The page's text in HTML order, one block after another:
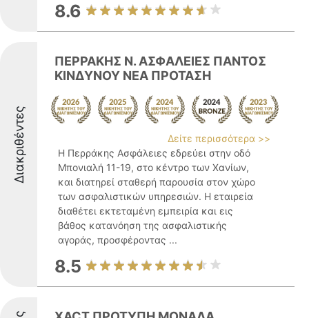
8.6
Διακριθέντες
ΠΕΡΡΑΚΗΣ Ν. ΑΣΦΑΛΕΙΕΣ ΠΑΝΤΟΣ
ΚΙΝΔΥΝΟΥ ΝΕΑ ΠΡΟΤΑΣΗ
Δείτε περισσότερα >>
Η Περράκης Ασφάλειες εδρεύει στην οδό
Μπονιαλή 11-19, στο κέντρο των Χανίων,
και διατηρεί σταθερή παρουσία στον χώρο
των ασφαλιστικών υπηρεσιών. Η εταιρεία
διαθέτει εκτεταμένη εμπειρία και εις
βάθος κατανόηση της ασφαλιστικής
αγοράς, προσφέροντας ...
8.5